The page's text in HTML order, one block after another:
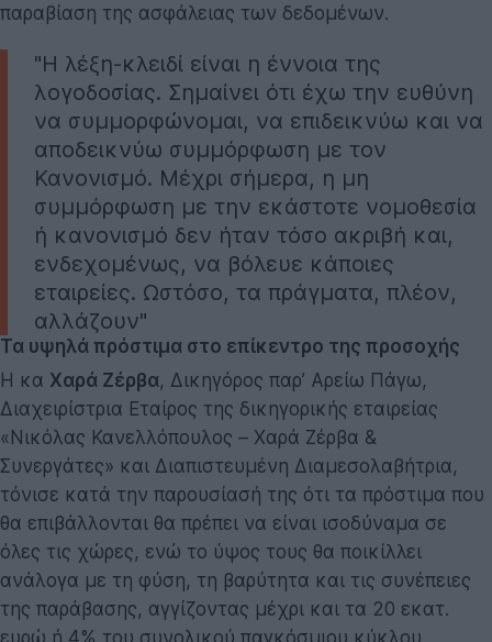
παραβίαση της ασφάλειας των δεδομένων.
"Η λέξη-κλειδί είναι η έννοια της
λογοδοσίας. Σημαίνει ότι έχω την ευθύνη
να συμμορφώνομαι, να επιδεικνύω και να
αποδεικνύω συμμόρφωση με τον
Κανονισμό. Μέχρι σήμερα, η μη
συμμόρφωση με την εκάστοτε νομοθεσία
ή κανονισμό δεν ήταν τόσο ακριβή και,
ενδεχομένως, να βόλευε κάποιες
εταιρείες. Ωστόσο, τα πράγματα, πλέον,
αλλάζουν"
Τα υψηλά πρόστιμα στο επίκεντρο της προσοχής
Η κα Χαρά Ζέρβα, Δικηγόρος παρ’ Aρείω Πάγω,
Διαχειρίστρια Εταίρος της δικηγορικής εταιρείας
«Νικόλας Κανελλόπουλος – Χαρά Ζέρβα &
Συνεργάτες» και Διαπιστευμένη Διαμεσολαβήτρια,
τόνισε κατά την παρουσίασή της ότι τα πρόστιμα που
θα επιβάλλονται θα πρέπει να είναι ισοδύναμα σε
όλες τις χώρες, ενώ το ύψος τους θα ποικίλλει
ανάλογα με τη φύση, τη βαρύτητα και τις συνέπειες
της παράβασης, αγγίζοντας μέχρι και τα 20 εκατ.
ευρώ ή 4% του συνολικού παγκόσμιου κύκλου